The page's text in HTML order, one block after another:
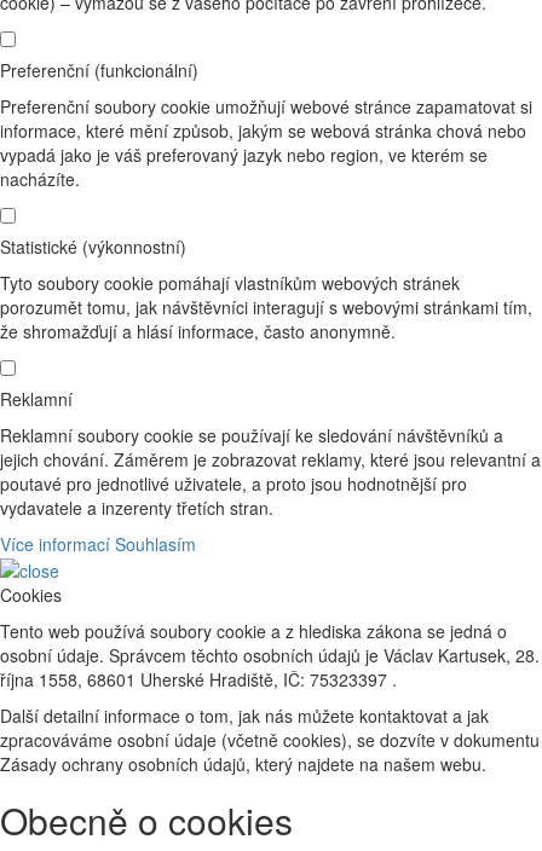
Preferenční (funkcionální)
Preferenční soubory cookie umožňují webové stránce zapamatovat si
informace, které mění způsob, jakým se webová stránka chová nebo
vypadá jako je váš preferovaný jazyk nebo region, ve kterém se
nacházíte.
Statistické (výkonnostní)
Tyto soubory cookie pomáhají vlastníkům webových stránek
porozumět tomu, jak návštěvníci interagují s webovými stránkami tím,
že shromažďují a hlásí informace, často anonymně.
Reklamní
Reklamní soubory cookie se používají ke sledování návštěvníků a
jejich chování. Záměrem je zobrazovat reklamy, které jsou relevantní a
poutavé pro jednotlivé uživatele, a proto jsou hodnotnější pro
vydavatele a inzerenty třetích stran.
Více informací Souhlasím
Cookies
Tento web používá soubory cookie a z hlediska zákona se jedná o
osobní údaje. Správcem těchto osobních údajů je Václav Kartusek, 28.
října 1558, 68601 Uherské Hradiště, IČ: 75323397 .
Další detailní informace o tom, jak nás můžete kontaktovat a jak
zpracováváme osobní údaje (včetně cookies), se dozvíte v dokumentu
Zásady ochrany osobních údajů, který najdete na našem webu.
Obecně o cookies